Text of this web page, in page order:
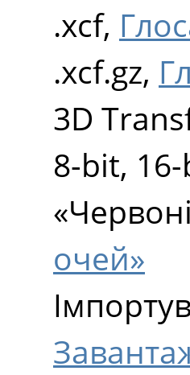
.xcf,
.xcf.gz,
3D
8-bit,
очей»